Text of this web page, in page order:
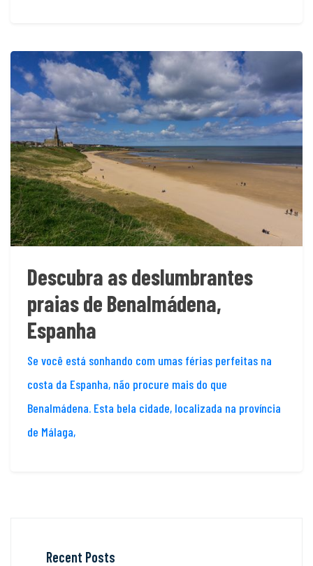
Descubra as deslumbrantes
praias de Benalmádena,
Espanha
Se você está sonhando com umas férias perfeitas na
costa da Espanha, não procure mais do que
Benalmádena. Esta bela cidade, localizada na província
de Málaga,
Recent Posts